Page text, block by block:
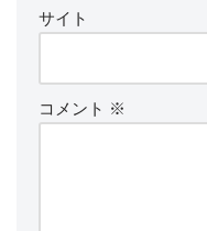
サイト
コメント ※